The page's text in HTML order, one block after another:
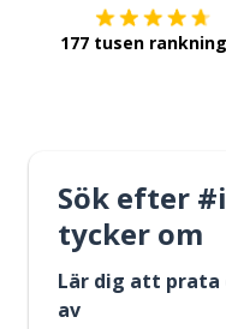
177 tusen
Sök efter
tycker om
Lär dig att prata
av